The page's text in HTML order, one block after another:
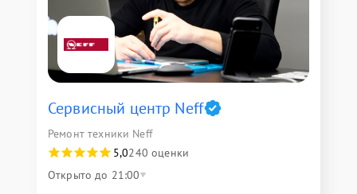
Сервисный центр Neff
Ремонт техники Neff
5,0240 оценки
Открыто до 21:00